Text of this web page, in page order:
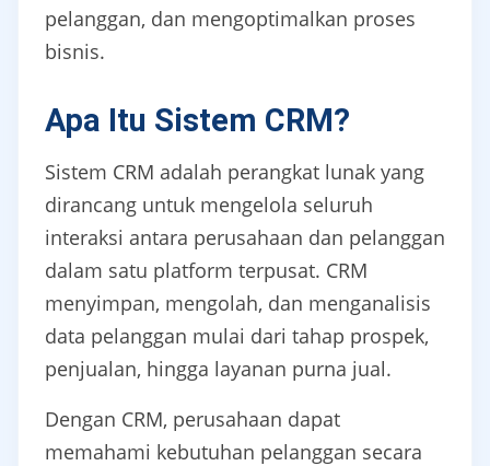
pelanggan, dan mengoptimalkan proses
bisnis.
Apa Itu Sistem CRM?
Sistem CRM adalah perangkat lunak yang
dirancang untuk mengelola seluruh
interaksi antara perusahaan dan pelanggan
dalam satu platform terpusat. CRM
menyimpan, mengolah, dan menganalisis
data pelanggan mulai dari tahap prospek,
penjualan, hingga layanan purna jual.
Dengan CRM, perusahaan dapat
memahami kebutuhan pelanggan secara